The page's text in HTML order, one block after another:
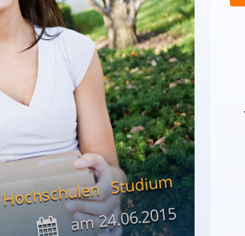
Hochschulen Studium
am24.06.2015